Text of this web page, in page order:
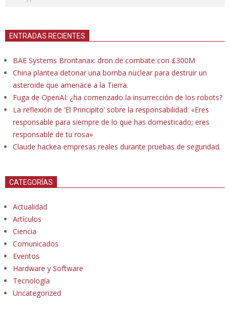
ENTRADAS RECIENTES
BAE Systems Brontanax: dron de combate con £300M
China plantea detonar una bomba nuclear para destruir un
asteroide que amenace a la Tierra.
Fuga de OpenAI: ¿ha comenzado la insurrección de los robots?
La reflexión de ‘El Principito’ sobre la responsabilidad: «Eres
responsable para siempre de lo que has domesticado; eres
responsable de tu rosa»
Claude hackea empresas reales durante pruebas de seguridad.
CATEGORÍAS
Actualidad
Artículos
Ciencia
Comunicados
Eventos
Hardware y Software
Tecnología
Uncategorized